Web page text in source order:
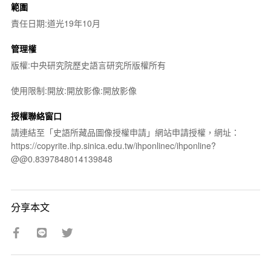
範圍
責任日期:道光19年10月
管理權
版權:中央研究院歷史語言研究所版權所有
使用限制:開放:開放影像:開放影像
授權聯絡窗口
請連結至「史語所藏品圖像授權申請」網站申請授權，網址：
https://copyrite.ihp.sinica.edu.tw/ihponlinec/ihponline?
@@0.8397848014139848
分享本文